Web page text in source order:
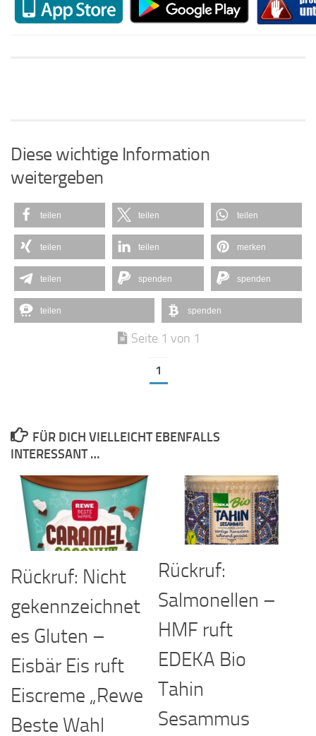
Diese wichtige Information
weitergeben
teilen teilen teilen
teilen teilen merken
teilen spenden spenden
teilen spenden
Seite 1 von 1
1
FÜR DICH VIELLEICHT EBENFALLS
INTERESSANT …
Rückruf: Nicht
gekennzeichnet
es Gluten –
Eisbär Eis ruft
Eiscreme „Rewe
Beste Wahl
Rückruf:
Salmonellen –
HMF ruft
EDEKA Bio
Tahin
Sesammus